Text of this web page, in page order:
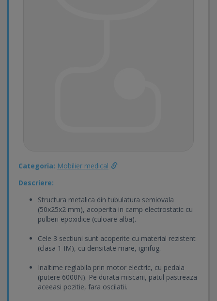
Categoria: Mobilier medical
Descriere:
Structura metalica din tubulatura semiovala
(50x25x2 mm), acoperita in camp electrostatic cu
pulberi epoxidice (culoare alba).
Cele 3 sectiuni sunt acoperite cu material rezistent
(clasa 1 IM), cu densitate mare, ignifug.
Inaltime reglabila prin motor electric, cu pedala
(putere 6000N). Pe durata miscarii, patul pastreaza
aceeasi pozitie, fara oscilatii.